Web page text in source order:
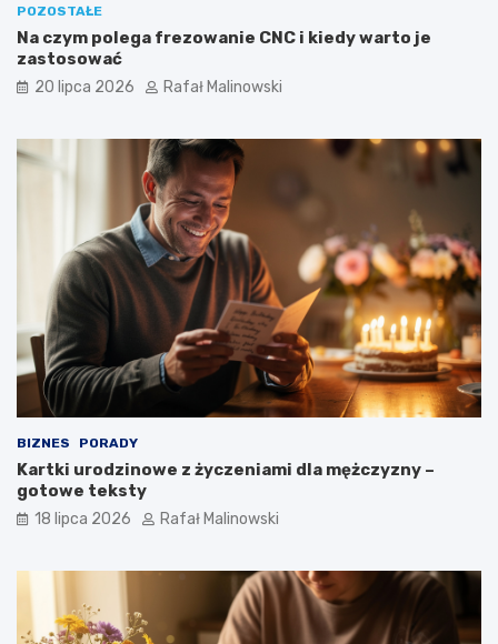
POZOSTAŁE
Na czym polega frezowanie CNC i kiedy warto je
zastosować
20 lipca 2026 Rafał Malinowski
BIZNES PORADY
Kartki urodzinowe z życzeniami dla mężczyzny –
gotowe teksty
18 lipca 2026 Rafał Malinowski